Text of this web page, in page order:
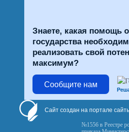
Знаете, какая помощь
государства
реализовать свой
максимум?
Сообщите нам
Сайт создан на портале
№1556 в Реестре